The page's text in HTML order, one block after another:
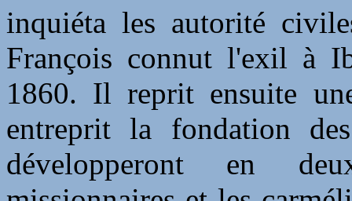
inquiéta les autorité
François connut l'exil à
1860. Il reprit ensuite
entreprit la fondation
développeront en